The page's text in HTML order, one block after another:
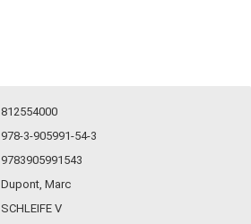
812554000
978-3-905991-54-3
9783905991543
Dupont, Marc
SCHLEIFE V